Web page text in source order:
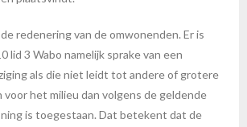
redenering van de omwonenden. Er is
lid 3 Wabo namelijk sprake van een
als die niet leidt tot andere of grotere
voor het milieu dan volgens de geldende
is toegestaan. Dat betekent dat de